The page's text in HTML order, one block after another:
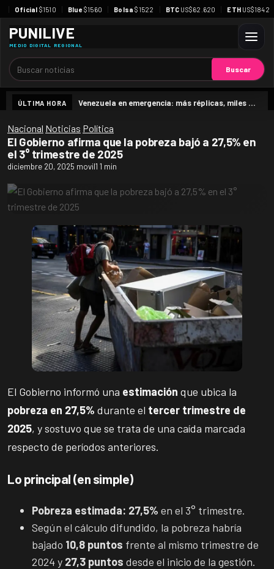
Oficial $1510 Blue$1560 Bolsa $1522 BTC US$62.620 ETH US$1842
PUNILIVE
MEDIO DIGITAL REGIONAL
Buscar Buscar
ÚLTIMA HORA Venezuela en emergencia: más réplicas, miles de víctimas y una promesa urgente de viviendas
Nacional Noticias Política
El Gobierno afirma que la pobreza bajó a 27,5% en
el 3° trimestre de 2025
diciembre 20, 2025 movil1 1 min
El Gobierno informó una estimación que ubica la
pobreza en 27,5% durante el tercer trimestre de
2025, y sostuvo que se trata de una caída marcada
respecto de períodos anteriores.
Lo principal (en simple)
Pobreza estimada: 27,5% en el 3° trimestre.
Según el cálculo difundido, la pobreza habría
bajado 10,8 puntos frente al mismo trimestre de
2024 y 27,3 puntos desde el inicio de la gestión.